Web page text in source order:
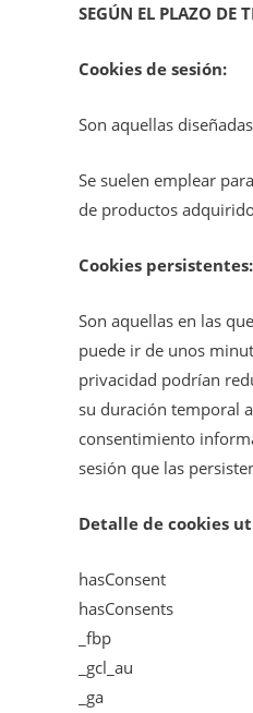
SEGÚN EL PLAZO DE
Cookies de sesión:
Son aquellas
Se suelen emplear
de productos
Cookies persistentes:
Son aquellas en las
puede ir de unos
privacidad podrían
su duración temporal
consentimiento
sesión que las
Detalle de cookies
hasConsent
hasConsents
_fbp
_gcl_au
_ga